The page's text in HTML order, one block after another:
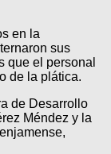
en la
sus
que el personal
de la plática.
de Desarrollo
Méndez y la